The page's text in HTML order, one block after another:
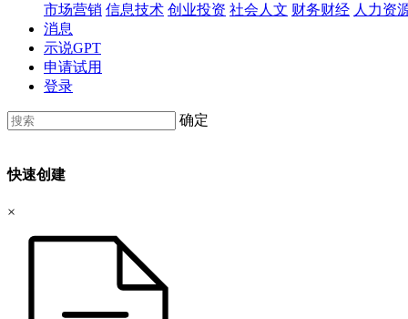
市场营销 信息技术 创业投资 社会人文 财务财经 人力资
消息
示说GPT
申请试用
登录
确定
快速创建
×